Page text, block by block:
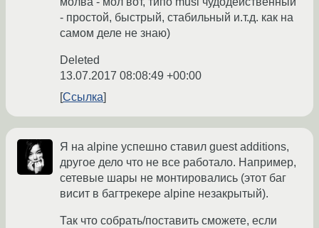
- простой, быстрый, стабильный и.т.д. как на
самом деле не знаю)
Deleted
13.07.2017 08:08:49 +00:00
Ссылка
Я на alpine успешно ставил guest additions,
другое дело что не все работало. Например,
сетевые шары не монтировались (этот баг
висит в багтрекере alpine незакрытый).
Так что собрать/поставить сможете, если